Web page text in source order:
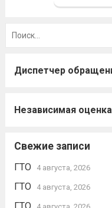
Диспетчер
Независимая
Свежие записи
ГТО 4 августа, 2026
ГТО 4 августа, 2026